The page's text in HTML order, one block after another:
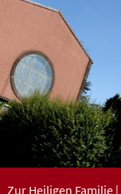
Zur Heiligen Familie